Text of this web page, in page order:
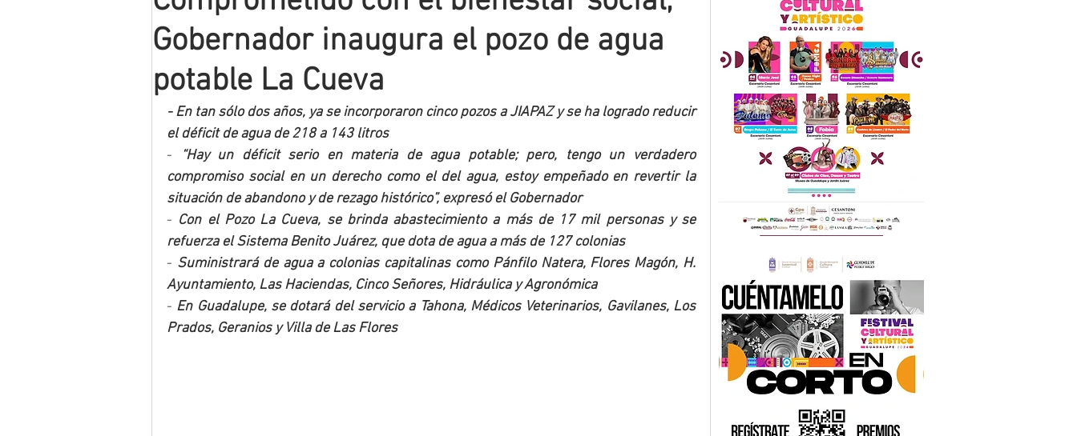
Mineros LNBP
Gobernador inaugura el pozo de agua
potable La Cueva
- En tan sólo dos años, ya se incorporaron cinco pozos a JIAPAZ y se ha logrado reducir
el déficit de agua de 218 a 143 litros
-
“Hay un déficit serio en materia de agua potable; pero, tengo un verdadero
compromiso social en un derecho como el del agua, estoy empeñado en revertir la
situación de abandono y de rezago histórico”, expresó el Gobernador
- Con el Pozo La Cueva, se brinda abastecimiento a más de 17 mil personas y se
refuerza el Sistema Benito Juárez, que dota de agua a más de 127 colonias
- Suministrará de agua a colonias capitalinas como Pánfilo Natera, Flores Magón, H.
Ayuntamiento, Las Haciendas, Cinco Señores, Hidráulica y Agronómica
- En Guadalupe, se dotará del servicio a Tahona, Médicos Veterinarios, Gavilanes, Los
Prados, Geranios y Villa de Las Flores